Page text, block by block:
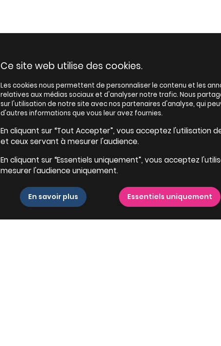
Ce site web utilise des cookies.
Les cookies nous permettent de personnaliser le contenu et les
relatives aux médias sociaux et d'analyser notre trafic. Nous
sur l'utilisation de notre site avec nos partenaires d'analyse, qui
d'autres informations que vous leur avez fournies.
En cliquant sur “Tout Accepter”, vous acceptez l'utilisation
et ceux servant à mesurer l'audience.
En cliquant sur “Essentiels uniquement”, vous acceptez
mesurer l'audience uniquement.
En savoir plus Essentiels uniquement